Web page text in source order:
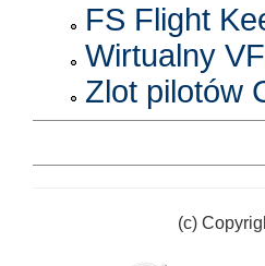
FS Flight
Wirtualny
Zlot pilotów
(c)